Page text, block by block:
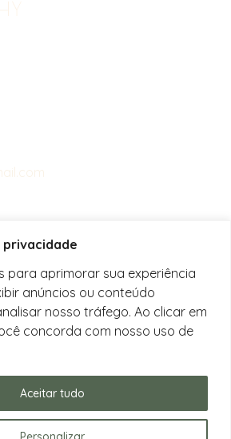
privacidade
para aprimorar sua experiência
anúncios ou conteúdo
nosso tráfego. Ao clicar em
concorda com nosso uso de
Aceitar tudo
Juquehy.
Juquehy